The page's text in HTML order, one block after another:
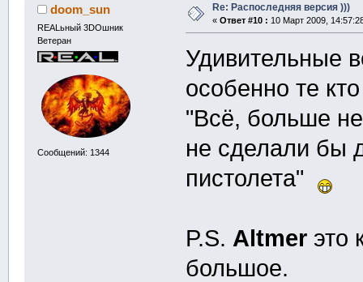
doom_sun
REALьный 3DOшник
Ветеран
Сообщений: 1344
Re: Распоследняя версия )))
« Ответ #10 : 10 Март 2009,
Удивительные
особенно те
"Всё, больше не
не сделали бы
пистолета"
P.S. Altmer это
большое.